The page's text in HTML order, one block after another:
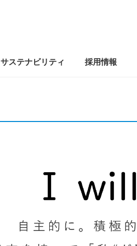
サステナビリティ 採用情報